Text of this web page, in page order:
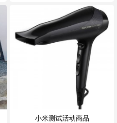
小米测试活动商品